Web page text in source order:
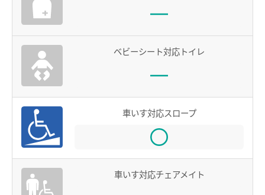
manacaとは？
manacaの種類
manacaを買う
manacaを購入する
manaca定期券を購入する
manaca取扱窓口
お買物＆フード
法人・店舗のお客様
名鉄グループ
ベビーシート対応トイレ
車いす対応スロープ
車いす対応チェアメイト